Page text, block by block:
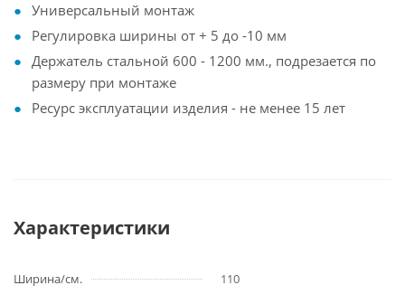
Универсальный монтаж
Регулировка ширины от + 5 до -10 мм
Держатель стальной 600 - 1200 мм., подрезается по
размеру при монтаже
Ресурс эксплуатации изделия - не менее 15 лет
Характеристики
Ширина/см.
110